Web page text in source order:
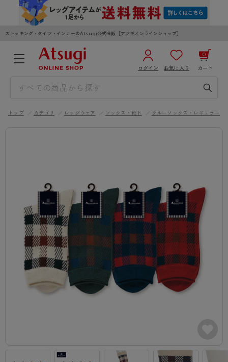
ストッキング・タイツ・インナーのAtsugi公式通販［アツギオンラインショップ］
ログイン お気に入り カート
0
3,980円以上のご購入で送料無料
WOMEN MEN KIDS
カテゴリから探す
レッグウェア
ストッキング
- 無地ストッキング
- 着圧ストッキング
インナーウェア
ブラジャー
- ブラトップ
ライフスタイルウェア
ルームウェア・パジャマ
レッグウエア
ソックス・靴下
クルー・レギュラー丈ソックス
インナーウエア
メンズパンツ
Tバック・ビキニ
ライフスタイルウェア
ルームウェア・パジャマ
レッグウエア
タイツ
ソックス・靴下
ハイソックス
インナーウエア
ブラジャー
スポーツブラ
ブランドから探す
AZGI
スゴスト
私に似合う、ストッキング選び
ご利用ガイド
トップ カテゴリ レッグウェア ソックス・靴下 クルーソックス・レギュラーソ